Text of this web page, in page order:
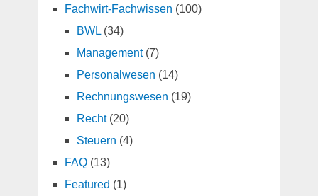
Fachwirt-Fachwissen (100)
BWL(34)
Management(7)
Personalwesen (14)
Rechnungswesen (19)
Recht(20)
Steuern (4)
FAQ(13)
Featured (1)